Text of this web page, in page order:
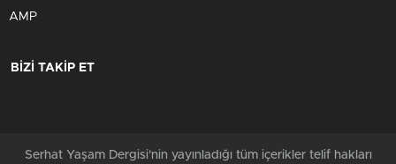
AMP
BİZİ TAKİP ET
Serhat Yaşam Dergisi'nin yayınladığı tüm içerikler telif hakları